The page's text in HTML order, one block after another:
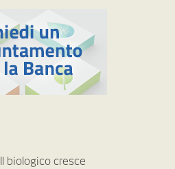
Il biologico cresce